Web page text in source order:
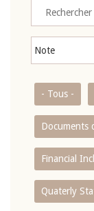
- Tous -
Documents
Financial
Quaterly